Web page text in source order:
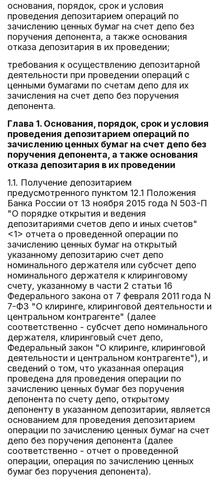
основания, порядок, срок и условия
проведения депозитарием операций по
зачислению ценных бумаг на счет депо без
поручения депонента, а также основания
отказа депозитария в их проведении;
требования к осуществлению депозитарной
деятельности при проведении операций с
ценными бумагами по счетам депо для их
зачисления на счет депо без поручения
депонента.
Глава 1. Основания, порядок, срок и условия
проведения депозитарием операций по
зачислению ценных бумаг на счет депо без
поручения депонента, а также основания
отказа депозитария в их проведении
1.1. Получение депозитарием
предусмотренного пунктом 12.1 Положения
Банка России от 13 ноября 2015 года N 503-П
"О порядке открытия и ведения
депозитариями счетов депо и иных счетов"
<1> отчета о проведенной операции по
зачислению ценных бумаг на открытый
указанному депозитарию счет депо
номинального держателя или субсчет депо
номинального держателя к клиринговому
счету, указанному в части 2 статьи 16
Федерального закона от 7 февраля 2011 года N
7-ФЗ "О клиринге, клиринговой деятельности и
центральном контрагенте" (далее
соответственно - субсчет депо номинального
держателя, клиринговый счет депо,
Федеральный закон "О клиринге, клиринговой
деятельности и центральном контрагенте"), и
сведений о том, что указанная операция
проведена для проведения операции по
зачислению ценных бумаг без поручения
депонента по счету депо, открытому
депоненту в указанном депозитарии, является
основанием для проведения депозитарием
операции по зачислению ценных бумаг на счет
депо без поручения депонента (далее
соответственно - отчет о проведенной
операции, операция по зачислению ценных
бумаг без поручения депонента).